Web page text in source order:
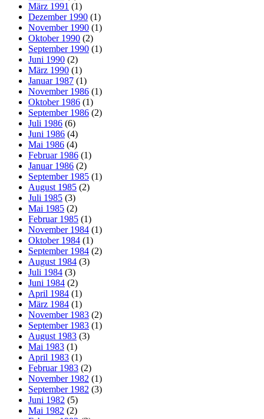
März 1991 (1)
Dezember 1990 (1)
November 1990 (1)
Oktober 1990 (2)
September 1990 (1)
Juni 1990 (2)
März 1990 (1)
Januar 1987 (1)
November 1986 (1)
Oktober 1986 (1)
September 1986 (2)
Juli 1986 (6)
Juni 1986 (4)
Mai 1986 (4)
Februar 1986 (1)
Januar 1986 (2)
September 1985 (1)
August 1985 (2)
Juli 1985 (3)
Mai 1985 (2)
Februar 1985 (1)
November 1984 (1)
Oktober 1984 (1)
September 1984 (2)
August 1984 (3)
Juli 1984 (3)
Juni 1984 (2)
April 1984 (1)
März 1984 (1)
November 1983 (2)
September 1983 (1)
August 1983 (3)
Mai 1983 (1)
April 1983 (1)
Februar 1983 (2)
November 1982 (1)
September 1982 (3)
Juni 1982 (5)
Mai 1982 (2)